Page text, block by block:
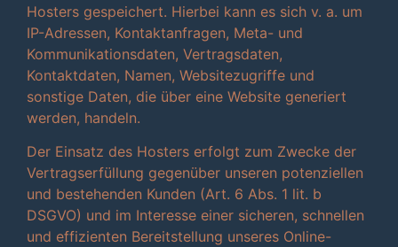
Hosters gespeichert. Hierbei kann es sich v. a. um
IP-Adressen, Kontaktanfragen, Meta- und
Kommunikationsdaten, Vertragsdaten,
Kontaktdaten, Namen, Websitezugriffe und
sonstige Daten, die über eine Website generiert
werden, handeln.
Der Einsatz des Hosters erfolgt zum Zwecke der
Vertragserfüllung gegenüber unseren potenziellen
und bestehenden Kunden (Art. 6 Abs. 1 lit. b
DSGVO) und im Interesse einer sicheren, schnellen
und effizienten Bereitstellung unseres Online-